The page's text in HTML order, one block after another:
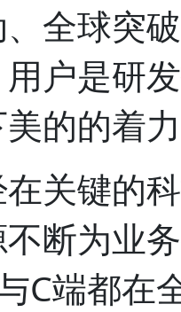
全球突
户是研
的的着
关键的
断为业
C端都在